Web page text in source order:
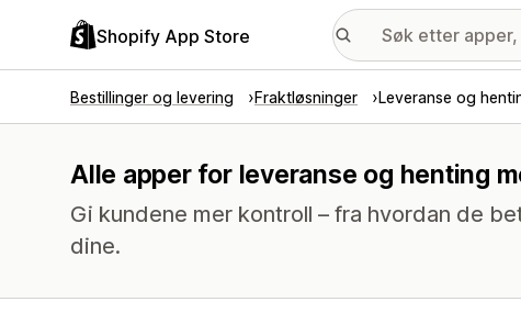
Shopify App Store
Bestillinger og levering Fraktløsninger Leveranse og
Alle apper for leveranse og henting
Gi kundene mer kontroll – fra hvordan de
dine.